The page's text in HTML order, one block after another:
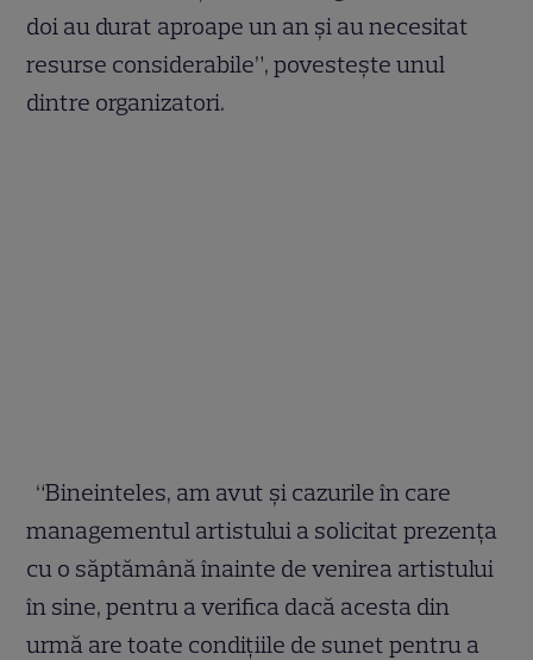
doi au durat aproape un an și au necesitat
resurse considerabile”, povestește unul
dintre organizatori.
“Bineinteles, am avut și cazurile în care
managementul artistului a solicitat prezența
cu o săptămână înainte de venirea artistului
în sine, pentru a verifica dacă acesta din
urmă are toate condițiile de sunet pentru a